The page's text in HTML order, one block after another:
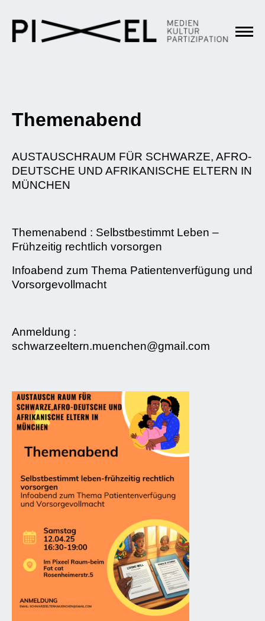
Themenabend
AUSTAUSCHRAUM FÜR SCHWARZE, AFRO-
DEUTSCHE UND AFRIKANISCHE ELTERN IN
MÜNCHEN
Themenabend : Selbstbestimmt Leben –
Frühzeitig rechtlich vorsorgen
Infoabend zum Thema Patientenverfügung und
Vorsorgevollmacht
Anmeldung :
schwarzeeltern.muenchen@gmail.com